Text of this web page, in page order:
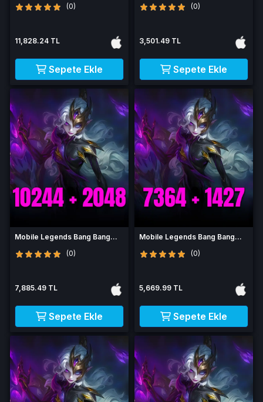
(0)
11,828.24 TL
Sepete Ekle
(0)
3,501.49 TL
Sepete Ekle
Mobile Legends Bang Bang
(0)
7,885.49 TL
Sepete Ekle
Mobile Legends Bang Bang
(0)
5,669.99 TL
Sepete Ekle